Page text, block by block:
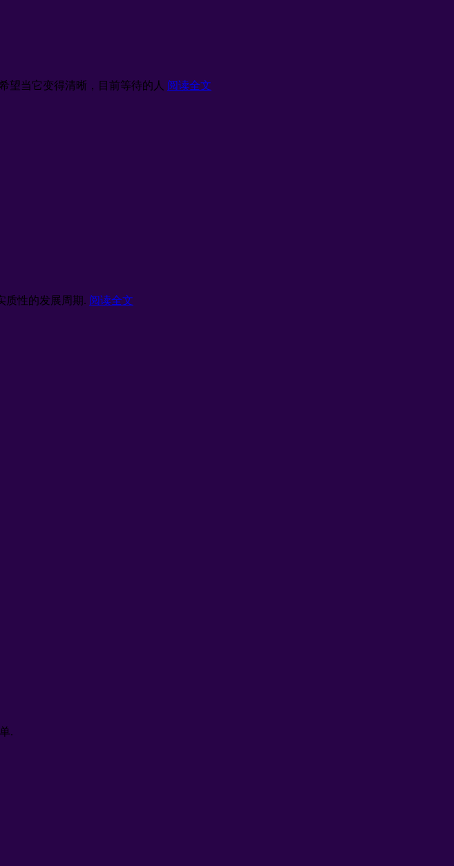
望当它变得清晰，目前等待的人 阅读全文
质性的发展周期. 阅读全文
.